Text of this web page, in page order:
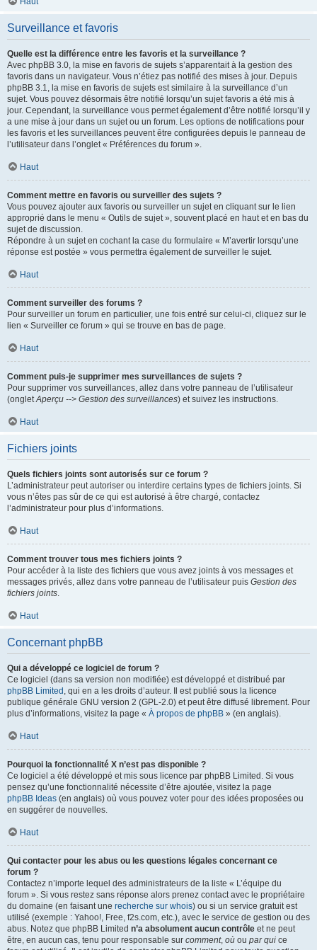
Surveillance et favoris
Quelle est la différence entre les favoris et la surveillance ?
Avec phpBB 3.0, la mise en favoris de sujets s’apparentait à la gestion des
favoris dans un navigateur. Vous n’étiez pas notifié des mises à jour. Depuis
phpBB 3.1, la mise en favoris de sujets est similaire à la surveillance d’un
sujet. Vous pouvez désormais être notifié lorsqu’un sujet favoris a été mis à
jour. Cependant, la surveillance vous permet également d’être notifié lorsqu’il y
a une mise à jour dans un sujet ou un forum. Les options de notifications pour
les favoris et les surveillances peuvent être configurées depuis le panneau de
l’utilisateur dans l’onglet « Préférences du forum ».
Haut
Comment mettre en favoris ou surveiller des sujets ?
Vous pouvez ajouter aux favoris ou surveiller un sujet en cliquant sur le lien
approprié dans le menu « Outils de sujet », souvent placé en haut et en bas du
sujet de discussion.
Répondre à un sujet en cochant la case du formulaire « M’avertir lorsqu’une
réponse est postée » vous permettra également de surveiller le sujet.
Haut
Comment surveiller des forums ?
Pour surveiller un forum en particulier, une fois entré sur celui-ci, cliquez sur le
lien « Surveiller ce forum » qui se trouve en bas de page.
Haut
Comment puis-je supprimer mes surveillances de sujets ?
Pour supprimer vos surveillances, allez dans votre panneau de l’utilisateur
(ongletAperçu --> Gestion des surveillances) et suivez les instructions.
Haut
Fichiers joints
Quels fichiers joints sont autorisés sur ce forum ?
L’administrateur peut autoriser ou interdire certains types de fichiers joints. Si
vous n’êtes pas sûr de ce qui est autorisé à être chargé, contactez
l’administrateur pour plus d’informations.
Haut
Comment trouver tous mes fichiers joints ?
Pour accéder à la liste des fichiers que vous avez joints à vos messages et
messages privés, allez dans votre panneau de l’utilisateur puis Gestion des
fichiers joints.
Haut
Concernant phpBB
Qui a développé ce logiciel de forum ?
Ce logiciel (dans sa version non modifiée) est développé et distribué par
phpBB Limited , qui en a les droits d’auteur. Il est publié sous la licence
publique générale GNU version 2 (GPL-2.0) et peut être diffusé librement. Pour
plus d’informations, visitez la page « À propos de phpBB » (en anglais).
Haut
Pourquoi la fonctionnalité X n’est pas disponible ?
Ce logiciel a été développé et mis sous licence par phpBB Limited. Si vous
pensez qu’une fonctionnalité nécessite d’être ajoutée, visitez la page
phpBB Ideas (en anglais) où vous pouvez voter pour des idées proposées ou
en suggérer de nouvelles.
Haut
Qui contacter pour les abus ou les questions légales concernant ce
forum ?
Contactez n’importe lequel des administrateurs de la liste « L’équipe du
forum ». Si vous restez sans réponse alors prenez contact avec le propriétaire
du domaine (en faisant une recherche sur whois) ou si un service gratuit est
utilisé (exemple : Yahoo!, Free, f2s.com, etc.), avec le service de gestion ou des
abus. Notez que phpBB Limited n’a absolument aucun contrôle et ne peut
être, en aucun cas, tenu pour responsable sur comment, où ou par qui ce